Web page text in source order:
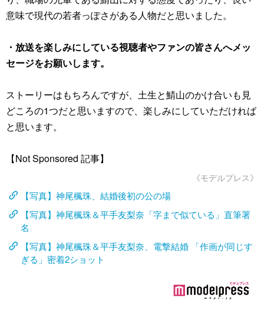
意味で現代の若者っぽさがある人物だと思いました。
・放送を楽しみにしている視聴者やファンの皆さんへメッ
セージをお願いします。
ストーリーはもちろんですが、土生と鯖山のかけ合いも見
どころの1つだと思いますので、楽しみにしていただければ
と思います。
【Not Sponsored 記事】
《モデルプレス》
【写真】神尾楓珠、結婚後初の公の場
【写真】神尾楓珠＆平手友梨奈「字まで似ている」直筆署
名
【写真】神尾楓珠＆平手友梨奈、電撃結婚 「作画が同じす
ぎる」密着2ショット